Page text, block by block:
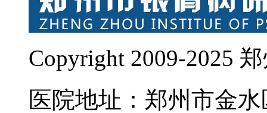
Copyright 2009-2025
医院地址：郑州市金